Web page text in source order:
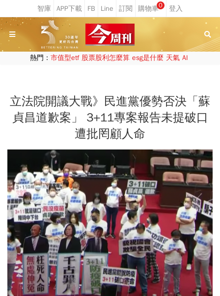
0
熱門： 市值型etf 股票股利怎麼算 esg是什麼 天氣 AI
立法院開議大戰》民進黨優勢否決「蘇
貞昌道歉案」 3+11專案報告未提破口
遭批罔顧人命